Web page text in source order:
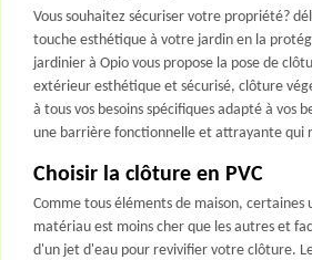
Vous souhaitez sécuriser votre propriété?
touche esthétique à votre jardin en la
jardinier à Opio vous propose la pose de
extérieur esthétique et sécurisé, clôture
à tous vos besoins spécifiques adapté à vos
une barrière fonctionnelle et attrayante qui
Choisir la clôture en PVC
Comme tous éléments de maison, certaines
matériau est moins cher que les autres et
d'un jet d'eau pour revivifier votre clôture.